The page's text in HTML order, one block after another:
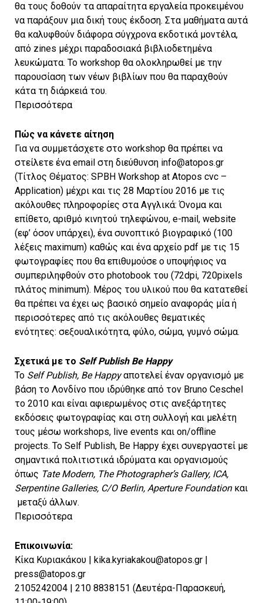
θα τους δοθούν τα απαραίτητα εργαλεία προκειμένου
να παράξουν μια δική τους έκδοση. Στα μαθήματα αυτά
θα καλυφθούν διάφορα σύγχρονα εκδοτικά μοντέλα,
από zines μέχρι παραδοσιακά βιβλιοδετημένα
λευκώματα. Το workshop θα ολοκληρωθεί με την
παρουσίαση των νέων βιβλίων που θα παραχθούν
κάτα τη διάρκειά του.
Περισσότερα
Πώς να κάνετε αίτηση
Για να συμμετάσχετε στο workshop θα πρέπει να
στείλετε ένα email στη διεύθυνση info@atopos.gr
(Τίτλος Θέματος: SPBH Workshop at Atopos cvc –
Application) μέχρι και τις 28 Μαρτίου 2016 με τις
ακόλουθες πληροφορίες στα Αγγλικά: Όνομα και
επίθετο, αριθμό κινητού τηλεφώνου, e-mail, website
(εφ’ όσον υπάρχει), ένα συνοπτικό βιογραφικό (100
λέξεις maximum) καθώς και ένα αρχείο pdf με τις 15
φωτογραφίες που θα επιθυμούσε ο υποψήφιος να
συμπεριληφθούν στο photobook του (72dpi, 720pixels
πλάτος minimum). Μέρος του υλικού που θα κατατεθεί
θα πρέπει να έχει ως βασικό σημείο αναφοράς μία ή
περισσότερες από τις ακόλουθες θεματικές
ενότητες: σεξουαλικότητα, φύλο, σώμα, γυμνό σώμα.
Σχετικά με το Self Publish Be Happy
Το Self Publish, Be Happyαποτελεί έναν οργανισμό με
βάση το Λονδίνο που ιδρύθηκε από τον Bruno Ceschel
το 2010 και είναι αφιερωμένος στις ανεξάρτητες
εκδόσεις φωτογραφίας και στη συλλογή και μελέτη
τους μέσω workshops, live events και on/offline
projects. Το Self Publish, Be Happy έχει συνεργαστεί με
σημαντικά πολιτιστικά ιδρύματα και οργανισμούς
όπως Tate Modern, The Photographer’s Gallery, ICA,
Serpentine Galleries, C/O Berlin, Aperture Foundationκαι
μεταξύ άλλων.
Περισσότερα
Επικοινωνία:
Κίκα Κυριακάκου | kika.kyriakakou@atopos.gr |
press@atopos.gr
2105242004 | 210 8838151 (Δευτέρα-Παρασκευή,